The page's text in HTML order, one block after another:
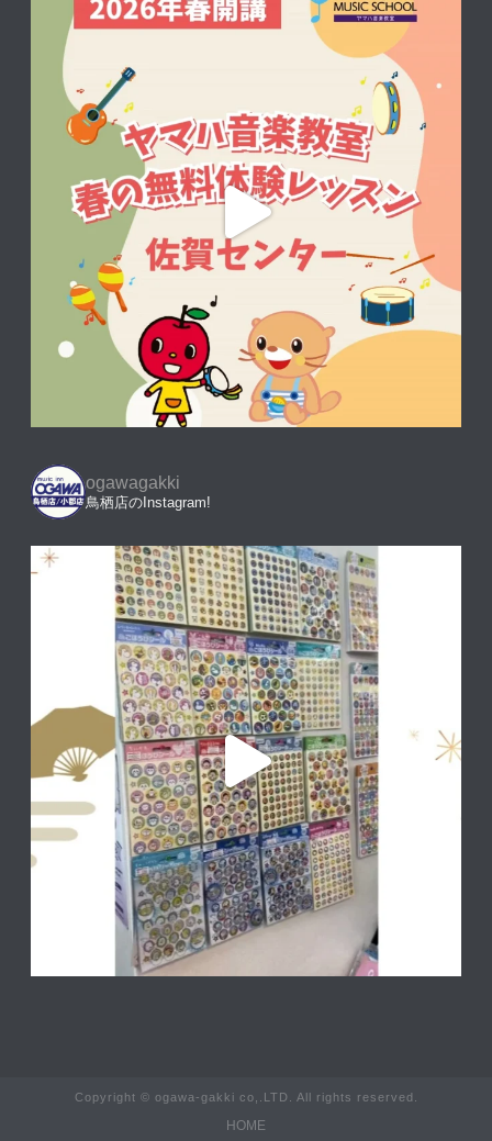
ogawagakki
鳥栖店のInstagram!
Copyright © ogawa-gakki co,.LTD. All rights reserved.
HOME